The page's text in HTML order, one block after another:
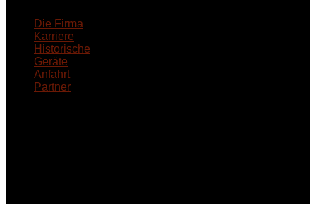
Die Firma
Karriere
Historische
Geräte
Anfahrt
Partner